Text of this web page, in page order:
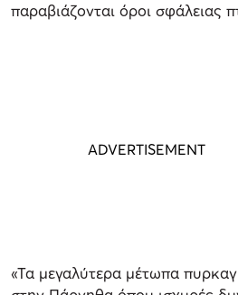
παραβιάζονται όροι σφάλειας
«Τα μεγαλύτερα μέτωπα